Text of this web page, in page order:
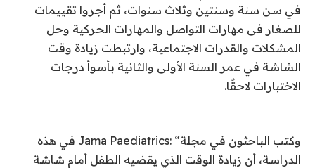
في سن سنة وسنتين وثلاث سنوات، ثم أجروا تقييمات
للصغار فى مهارات التواصل والمهارات الحركية وحل
المشكلات والقدرات الاجتماعية، وارتبطت زيادة وقت
الشاشة في عمر السنة الأولى والثانية بأسوأ درجات
الاختبارات لاحقًا.
وكتب الباحثون في مجلةJama Paediatrics: “ في هذه
الدراسة، أن زيادة الوقت الذي يقضيه الطفل أمام شاشة